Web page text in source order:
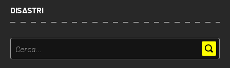
DISASTRI